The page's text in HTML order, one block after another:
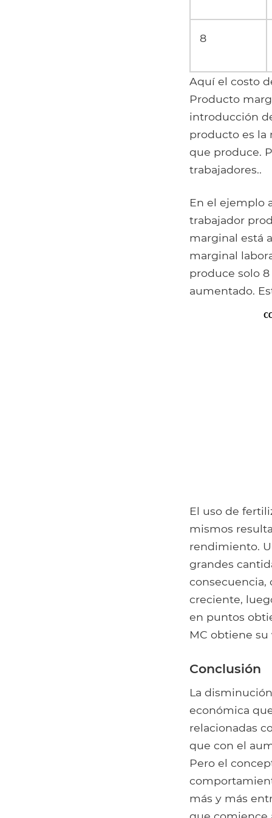
8
Aquí el costo
Producto
introducción
producto es la
que produce.
trabajadores..
En el ejemplo
trabajador
marginal está
marginal
produce solo
aumentado.
El uso de
mismos
rendimiento.
grandes
consecuencia,
creciente,
en puntos
MC obtiene
Conclusión
La
económica
relacionadas
que con el
Pero el
más y más